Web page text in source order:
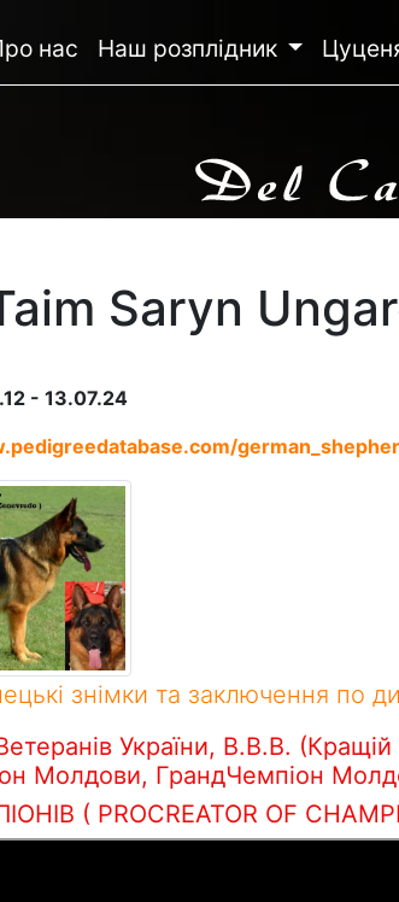
нас Наш розплідник
Saryn
- 13.07.24
знімки та заключення по
України, В.В.В.
Молдови, ГрандЧемпіон
( PROCREATOR OF